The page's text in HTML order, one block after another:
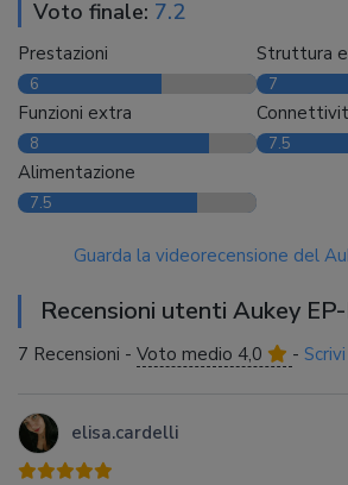
Voto finale: 7.2
Prestazioni
6
Struttura
7
Funzioni extra
8 7.5
Alimentazione
7.5
Guarda la videorecensione del
Recensioni utenti Aukey
7 Recensioni - Voto medio 4,0 -
elisa.cardelli